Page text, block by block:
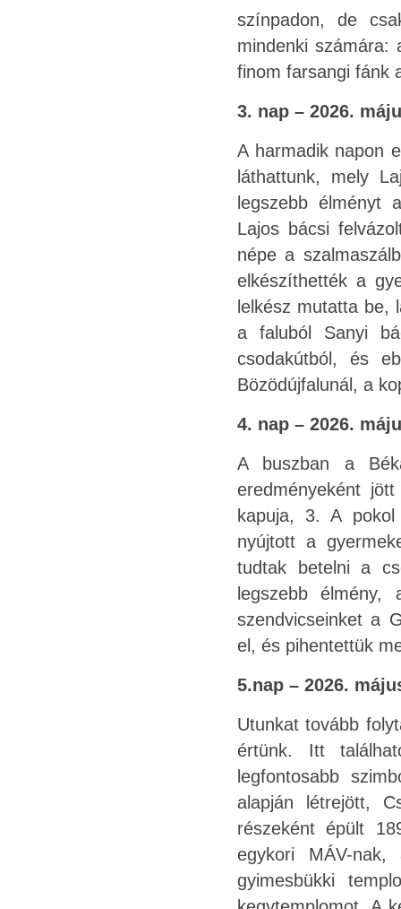
színpadon, de
mindenki számára:
finom farsangi fánk
3. nap – 2026.
A harmadik napon
láthattunk, mely
legszebb élményt
Lajos bácsi
népe a
elkészíthették a
lelkész mutatta be,
a faluból Sanyi
csodakútból, és
Bözödújfalunál, a
4. nap – 2026.
A buszban a
eredményeként
kapuja, 3. A
nyújtott a
tudtak betelni a
legszebb
szendvicseinket a
el, és pihentettük
5.nap – 2026.
Utunkat tovább
értünk. Itt
legfontosabb
alapján létrejött,
részeként épült
egykori MÁV-
gyimesbükki